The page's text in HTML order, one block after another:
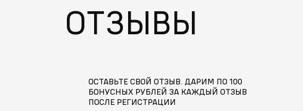
ОТЗЫВЫ
ОСТАВЬТЕ СВОЙ ОТЗЫВ. ДАРИМ ПО 100
БОНУСНЫХ РУБЛЕЙ ЗА КАЖДЫЙ ОТЗЫВ
ПОСЛЕ РЕГИСТРАЦИИ